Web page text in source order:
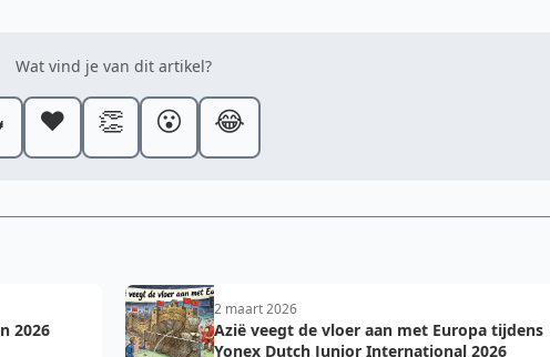
Wat vind je van dit artikel?
❤️ 👏 😮 😂
2026
2 maart 2026
Azië veegt de vloer aan met Europa tijdens
Yonex Dutch Junior International 2026